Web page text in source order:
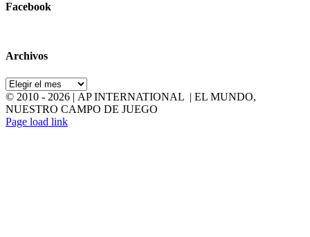
Facebook
Archivos
Archivos
© 2010 - 2026 | AP INTERNATIONAL | EL MUNDO,
NUESTRO CAMPO DE JUEGO
LinkedIn
YouTube
Page load link